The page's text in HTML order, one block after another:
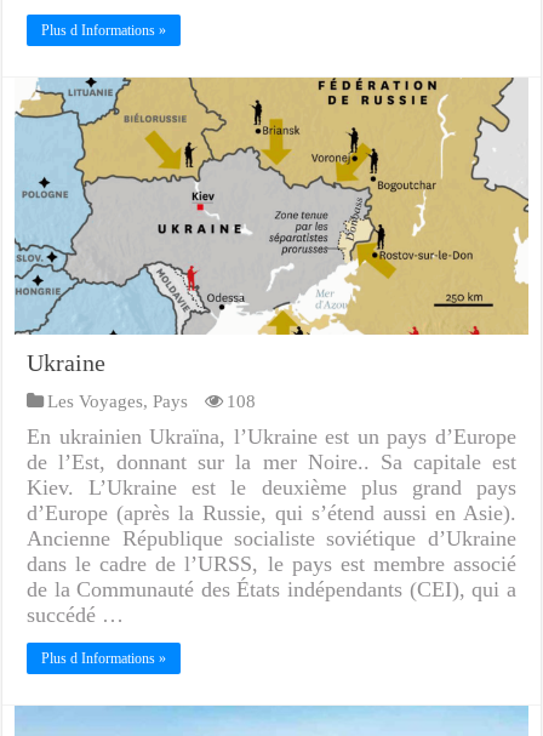
Plus d Informations »
Ukraine
Les Voyages,Pays 108
En ukrainien Ukraïna, l’Ukraine est un pays d’Europe
de l’Est, donnant sur la mer Noire.. Sa capitale est
Kiev. L’Ukraine est le deuxième plus grand pays
d’Europe (après la Russie, qui s’étend aussi en Asie).
Ancienne République socialiste soviétique d’Ukraine
dans le cadre de l’URSS, le pays est membre associé
de la Communauté des États indépendants (CEI), qui a
succédé …
Plus d Informations »